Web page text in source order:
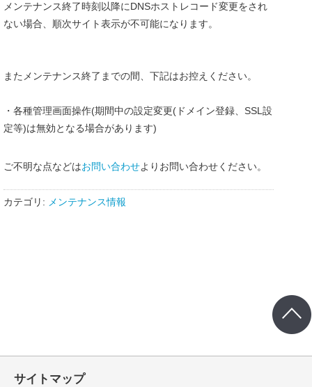
メンテナンス終了時刻以降にDNSホストレコード変更をされ
ない場合、順次サイト表示が不可能になります。
またメンテナンス終了までの間、下記はお控えください。
・各種管理画面操作(期間中の設定変更(ドメイン登録、SSL設
定等)は無効となる場合があります)
ご不明な点などはお問い合わせよりお問い合わせください。
カテゴリ: メンテナンス情報
サイトマップ